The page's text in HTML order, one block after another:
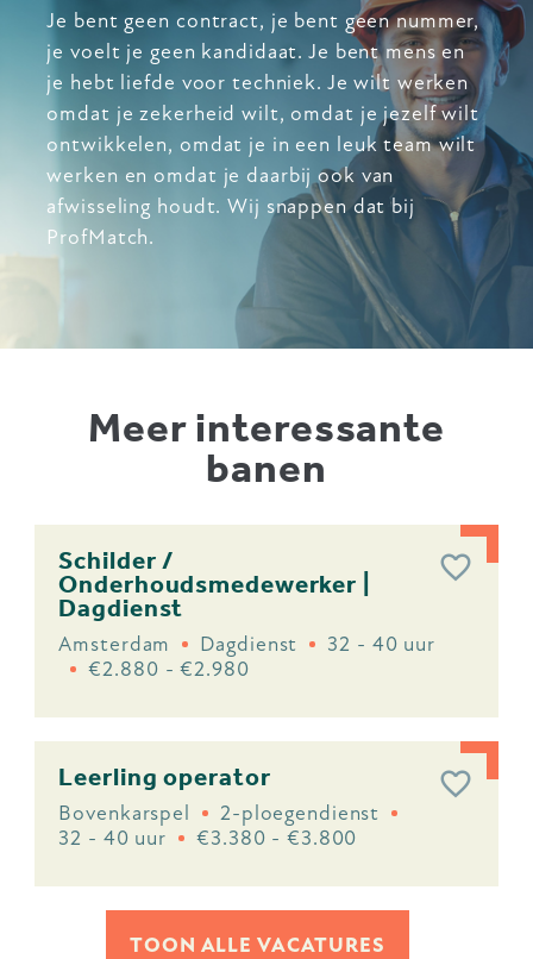
Je bent geen contract, je bent geen nummer,
je voelt je geen kandidaat. Je bent mens en
je hebt liefde voor techniek. Je wilt werken
omdat je zekerheid wilt, omdat je jezelf wilt
ontwikkelen, omdat je in een leuk team wilt
werken en omdat je daarbij ook van
afwisseling houdt. Wij snappen dat bij
ProfMatch.
Meer interessante
banen
Schilder /
Onderhoudsmedewerker |
Dagdienst
Amsterdam Dagdienst
32 - 40 uur
€2.880 - €2.980
Leerling operator
Bovenkarspel
2-ploegendienst
32 - 40 uur
€3.380 - €3.800
TOON ALLE VACATURES